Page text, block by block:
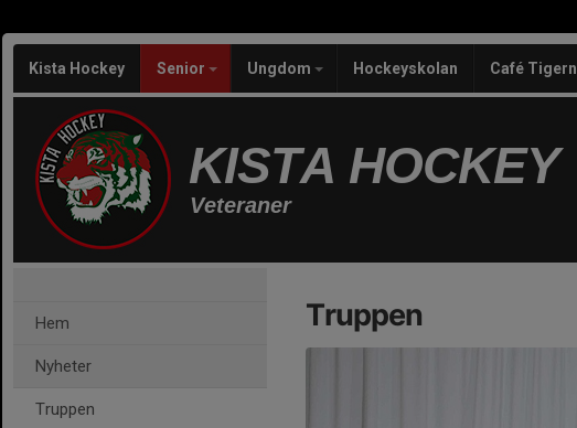
Kista Hockey Senior Ungdom Hockeyskolan Café Tigern
KISTA HOCKEY
Veteraner
Hem
Nyheter
Truppen
Truppen